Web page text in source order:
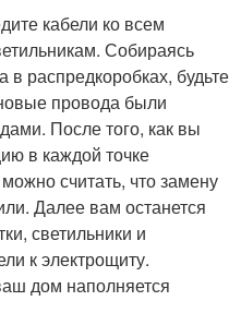
кабели ко всем
Собираясь
в распредкоробках, будьте
провода были
После того, как вы
в каждой точке
считать, что замену
Далее вам останется
светильники и
к электрощиту.
дом наполняется